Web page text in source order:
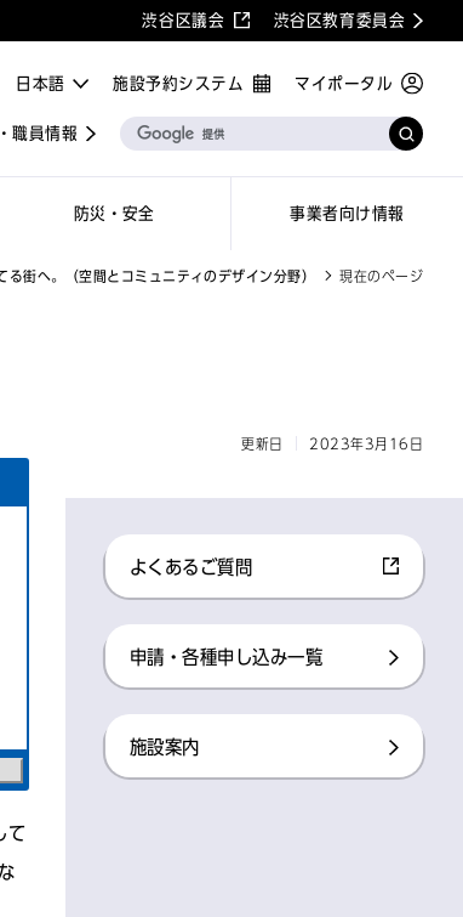
渋谷区議会 渋谷区教育委員会
防災・安全 事業者向け情報
マイポータル
施設予約システム
職員情報
街へ。（空間とコミュニティのデザイン分野） 現在のページ
更新日 2023年3月16日
て
よくあるご質問
申請・各種申し込み一覧
施設案内